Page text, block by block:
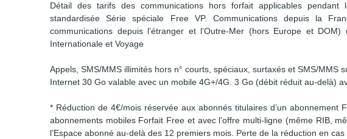
Détail des tarifs des communications hors forfait applicables
standardisée Série spéciale Free VP. Communications depuis la
communications depuis l’étranger et l’Outre-Mer (hors Europe et
Internationale et Voyage
Appels, SMS/MMS illimités hors n° courts, spéciaux, surtaxés et SMS/MMS
Internet 30 Go valable avec un mobile 4G+/4G. 3 Go (débit réduit au-delà)
* Réduction de 4€/mois réservée aux abonnés titulaires d’un abonnement
abonnements mobiles Forfait Free et avec l’offre multi-ligne (même RIB,
l’Espace abonné au-delà des 12 premiers mois. Perte de la réduction en